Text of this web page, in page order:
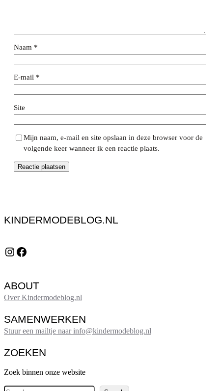
Naam *
E-mail *
Site
Mijn naam, e-mail en site opslaan in deze browser voor de
volgende keer wanneer ik een reactie plaats.
KINDERMODEBLOG.NL
Instagram Facebook
ABOUT
Over Kindermodeblog.nl
SAMENWERKEN
Stuur een mailtje naar info@kindermodeblog.nl
ZOEKEN
Zoek binnen onze website